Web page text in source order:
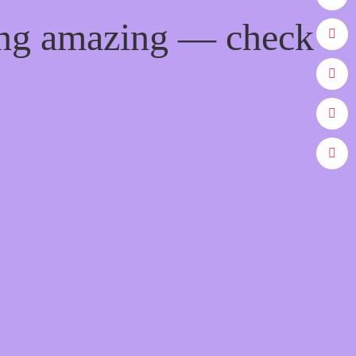
amazing — check